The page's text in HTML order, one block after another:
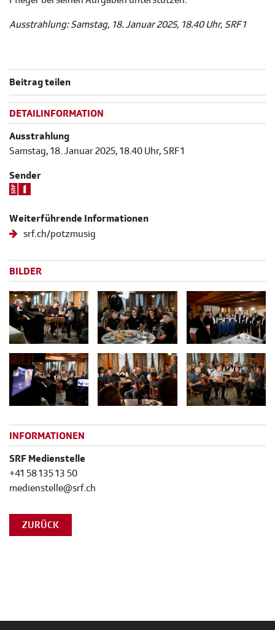
Ausstrahlung: Samstag, 18. Januar 2025, 18.40 Uhr, SRF 1
Beitrag teilen
DETAILINFORMATION
Ausstrahlung
Samstag, 18. Januar 2025, 18.40 Uhr, SRF 1
Sender
Weiterführende Informationen
srf.ch/potzmusig
BILDER
INFORMATIONEN
SRF Medienstelle
+41 58 135 13 50
medienstelle@srf.ch
ZURÜCK